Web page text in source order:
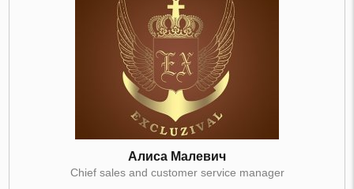
Алиса Малевич
Chief sales and customer service manager